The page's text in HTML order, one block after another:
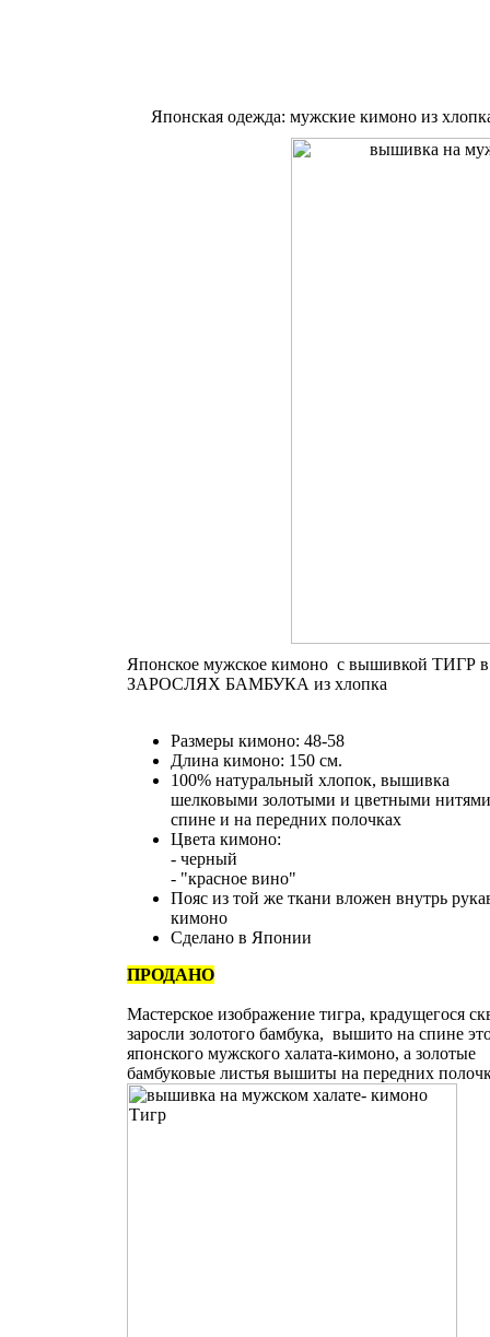
Японская одежда: мужские кимоно из
Японское мужское кимоно с вышивкой ТИГР в
ЗАРОСЛЯХ БАМБУКА из хлопка
Размеры кимоно: 48-58
Длина кимоно: 150 см.
100% натуральный хлопок, вышивка
шелковыми золотыми и цветными
спине и на передних полочках
Цвета кимоно:
- черный
- "красное вино"
Пояс из той же ткани вложен внутрь
кимоно
Сделано в Японии
ПРОДАНО
Мастерское изображение тигра, крадущегося
заросли золотого бамбука, вышито на спине
японского мужского халата-кимоно, а золотые
бамбуковые листья вышиты на передних